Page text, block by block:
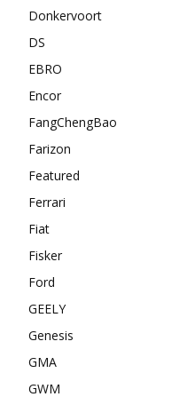
Donkervoort
DS
EBRO
Encor
FangChengBao
Farizon
Featured
Ferrari
Fiat
Fisker
Ford
GEELY
Genesis
GMA
GWM